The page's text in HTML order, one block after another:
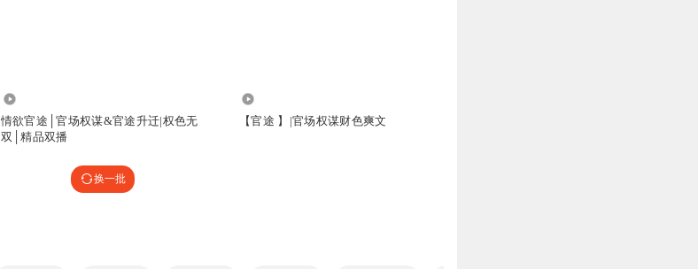
情欲官途│官场权谋&官途升迁|权色无
双│精品双播
【官途 】|官场权谋财色爽文
换一批